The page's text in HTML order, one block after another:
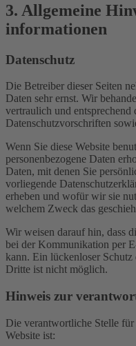
3. Allgemeine
informationen
Datenschutz
Die Betreiber dieser Seiten
Daten sehr ernst. Wir
vertraulich und entsprechend
Datenschutzvorschriften
Wenn Sie diese Website
personenbezogene Daten
Daten, mit denen Sie
vorliegende
erheben und wofür wir sie
welchem Zweck das
Wir weisen darauf hin, dass
bei der Kommunikation per
kann. Ein lückenloser
Dritte ist nicht möglich.
Hinweis zur
Die verantwortliche Stelle
Website ist: